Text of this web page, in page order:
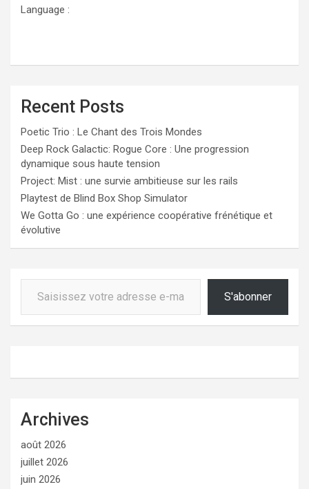
Language :
Recent Posts
Poetic Trio : Le Chant des Trois Mondes
Deep Rock Galactic: Rogue Core : Une progression
dynamique sous haute tension
Project: Mist : une survie ambitieuse sur les rails
Playtest de Blind Box Shop Simulator
We Gotta Go : une expérience coopérative frénétique et
évolutive
Saisissez votre adresse e-mail…
S'abonner
Archives
août 2026
juillet 2026
juin 2026